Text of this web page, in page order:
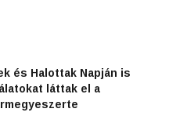
és Halottak Napján is
láttak el a